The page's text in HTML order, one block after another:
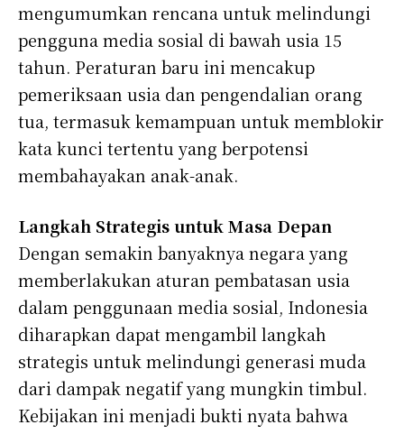
mengumumkan rencana untuk melindungi
pengguna media sosial di bawah usia 15
tahun. Peraturan baru ini mencakup
pemeriksaan usia dan pengendalian orang
tua, termasuk kemampuan untuk memblokir
kata kunci tertentu yang berpotensi
membahayakan anak-anak.
Langkah Strategis untuk Masa Depan
Dengan semakin banyaknya negara yang
memberlakukan aturan pembatasan usia
dalam penggunaan media sosial, Indonesia
diharapkan dapat mengambil langkah
strategis untuk melindungi generasi muda
dari dampak negatif yang mungkin timbul.
Kebijakan ini menjadi bukti nyata bahwa